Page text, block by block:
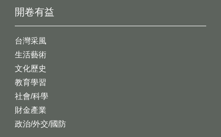
開卷有益
台灣采風
生活藝術
文化歷史
教育學習
社會/科學
財金產業
政治/外交/國防